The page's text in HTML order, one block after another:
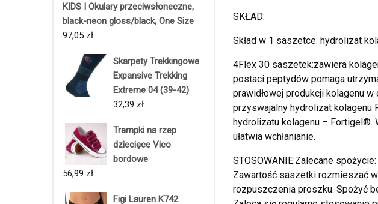
KIDS I Okulary przeciwsłoneczne,
black-neon gloss/black, One Size
97,05 zł
Skarpety Trekkingowe
Expansive Trekking
Extreme 04 (39-42)
32,39 zł
Trampki na rzep
dziecięce Vico
bordowe
56,99 zł
Figi Lauren K742
SKŁAD:
Skład w 1 saszetce: hydrolizat
4Flex 30 saszetek:zawiera
postaci peptydów pomaga
prawidłowej produkcji kolagenu
przyswajalny hydrolizat
hydrolizatu kolagenu –
ułatwia wchłanianie.
STOSOWANIE:Zalecane
Zawartość saszetki rozmieszać
rozpuszczenia proszku. Spożyć